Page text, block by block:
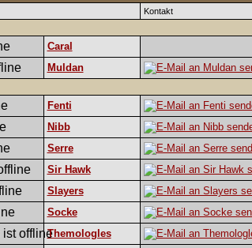
Kontakt
Caral
Muldan
Fenti
Nibb
Serre
Sir Hawk
Slayers
Socke
Themologles